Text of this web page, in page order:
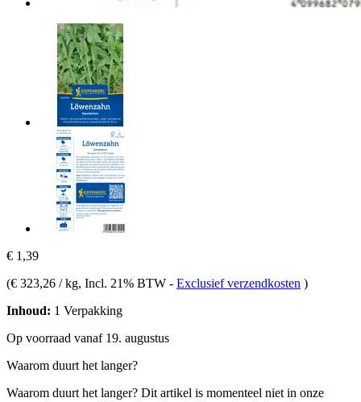
€ 1,39
(€ 323,26 / kg, Incl. 21% BTW - Exclusief verzendkosten )
Inhoud: 1 Verpakking
Op voorraad vanaf 19. augustus
Waarom duurt het langer?
Waarom duurt het langer? Dit artikel is momenteel niet in onze